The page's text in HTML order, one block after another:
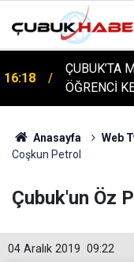
16:14
ÇUBUK'TA
Anasayfa Web
Coşkun Petrol
Çubuk'un Öz
09:22
04 Aralık 2019